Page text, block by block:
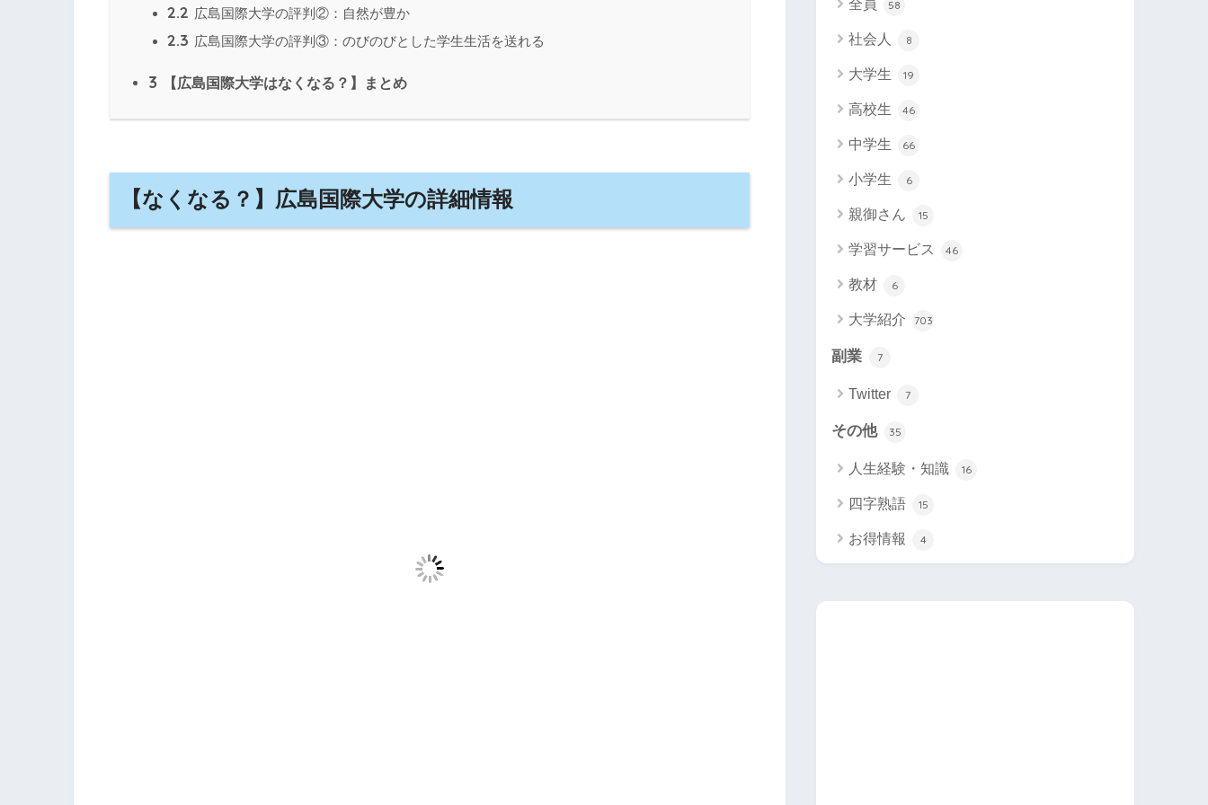
2.2 広島国際大学の評判②：自然が豊か
2.3 広島国際大学の評判③：のびのびとした学生生活を送れる
3 【広島国際大学はなくなる？】まとめ
【なくなる？】広島国際大学の詳細情報
全員 58
社会人 8
大学生 19
高校生 46
中学生 66
小学生 6
親御さん 15
学習サービス 46
教材 6
大学紹介 703
副業 7
Twitter 7
その他 35
人生経験・知識 16
四字熟語 15
お得情報 4